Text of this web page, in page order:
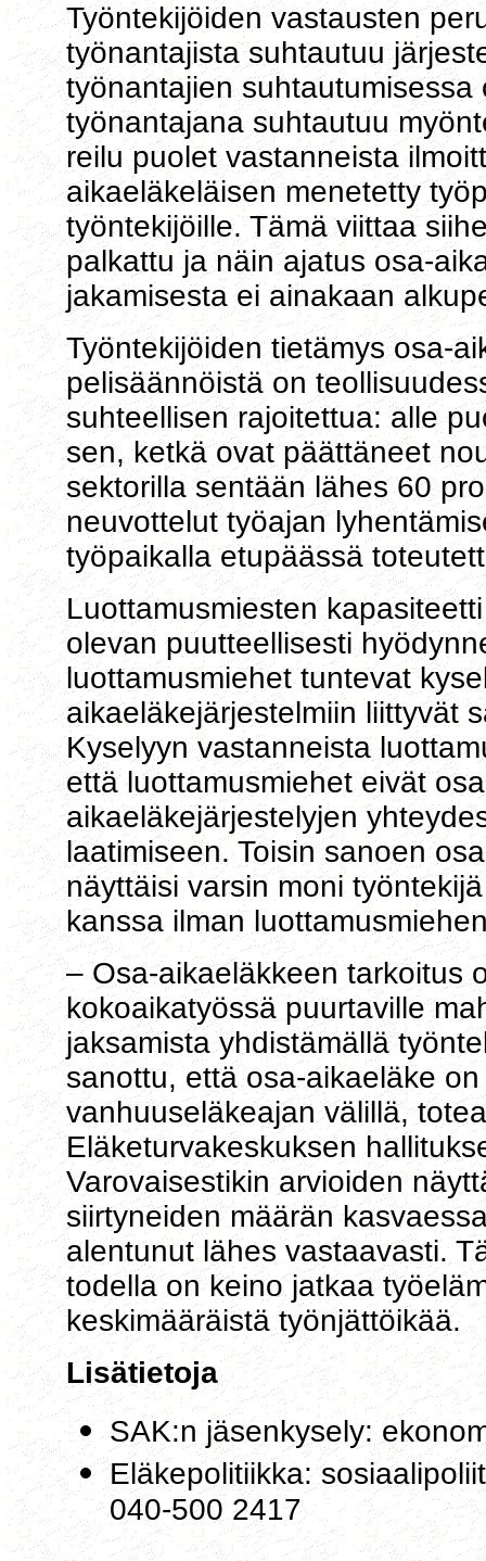
Työntekijöiden vastausten
työnantajista suhtautuu
työnantajien
työnantajana suhtautuu
reilu puolet vastanneista
aikaeläkeläisen menetetty
työntekijöille. Tämä viittaa
palkattu ja näin ajatus osa-
jakamisesta ei ainakaan
Työntekijöiden tietämys osa-
pelisäännöistä on
suhteellisen rajoitettua: alle
sen, ketkä ovat päättäneet
sektorilla sentään lähes 60
neuvottelut työajan
työpaikalla etupäässä
Luottamusmiesten
olevan puutteellisesti
luottamusmiehet tuntevat
aikaeläkejärjestelmiin liittyvät
Kyselyyn vastanneista
että luottamusmiehet eivät
aikaeläkejärjestelyjen
laatimiseen. Toisin sanoen
näyttäisi varsin moni
kanssa ilman
– Osa-aikaeläkkeen tarkoitus
kokoaikatyössä puurtaville
jaksamista yhdistämällä
sanottu, että osa-aikaeläke
vanhuuseläkeajan välillä,
Eläketurvakeskuksen
Varovaisestikin arvioiden
siirtyneiden määrän
alentunut lähes vastaavasti.
todella on keino jatkaa
keskimääräistä työnjättöikää.
Lisätietoja
SAK:n jäsenkysely:
Eläkepolitiikka:
040-500 2417